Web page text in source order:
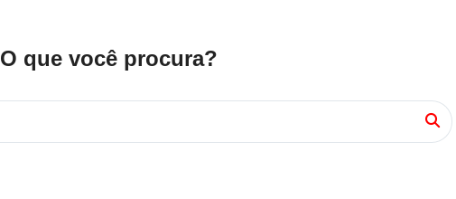
O que você procura?